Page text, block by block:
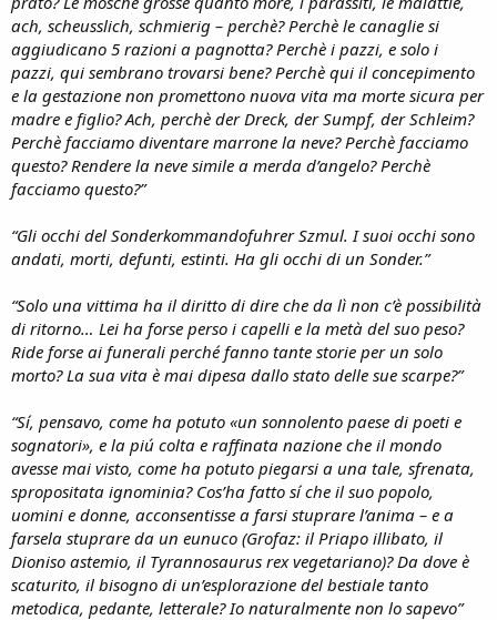
ach, scheusslich, schmierig – perchè? Perchè le canaglie si
aggiudicano 5 razioni a pagnotta? Perchè i pazzi, e solo i
pazzi, qui sembrano trovarsi bene? Perchè qui il concepimento
e la gestazione non promettono nuova vita ma morte sicura per
madre e figlio? Ach, perchè der Dreck, der Sumpf, der Schleim?
Perchè facciamo diventare marrone la neve? Perchè facciamo
questo? Rendere la neve simile a merda d’angelo? Perchè
facciamo questo?”
“Gli occhi del Sonderkommandofuhrer Szmul. I suoi occhi sono
andati, morti, defunti, estinti. Ha gli occhi di un Sonder.”
“Solo una vittima ha il diritto di dire che da lì non c’è possibilità
di ritorno… Lei ha forse perso i capelli e la metà del suo peso?
Ride forse ai funerali perché fanno tante storie per un solo
morto? La sua vita è mai dipesa dallo stato delle sue scarpe?”
“Sí, pensavo, come ha potuto «un sonnolento paese di poeti e
sognatori», e la piú colta e raffinata nazione che il mondo
avesse mai visto, come ha potuto piegarsi a una tale, sfrenata,
spropositata ignominia? Cos’ha fatto sí che il suo popolo,
uomini e donne, acconsentisse a farsi stuprare l’anima – e a
farsela stuprare da un eunuco (Grofaz: il Priapo illibato, il
Dioniso astemio, il Tyrannosaurus rex vegetariano)? Da dove è
scaturito, il bisogno di un’esplorazione del bestiale tanto
metodica, pedante, letterale? Io naturalmente non lo sapevo”